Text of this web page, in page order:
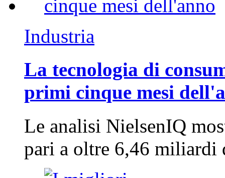
Industria
La tecnologia di
primi cinque mesi
Le analisi NielsenIQ
pari a oltre 6,46